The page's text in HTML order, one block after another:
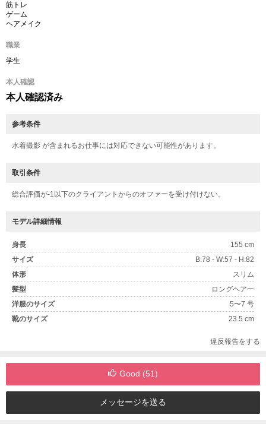
筋トレ
ゲーム
ヘアメイク
職業
学生
本人確認
本人確認済み
参考条件
水着撮影 が含まれるお仕事には対応できない可能性があります。
取引条件
総合評価が-1以下のクライアントからのオファーを受け付けない。
モデル詳細情報
身長
155 cm
サイズ
B:78 - W:57 - H:82
体形
スリム
髪型
ロングヘアー
洋服のサイズ
5〜7 号
靴のサイズ
23.5 cm
違反報告をする
Good (51)
メッセージを送る